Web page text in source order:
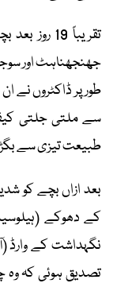
تقریباً
جھنجھناہٹ اور
طور پر ڈاکٹروں نے
سے ملتی جلتی
طبیعت تیزی سے
بعد ازاں بچے کو
کے دھوکے
نگہداشت کے وارڈ
تصدیق ہوئی کہ وہ